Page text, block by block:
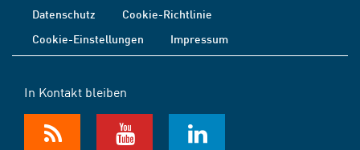
Datenschutz
Cookie-Richtlinie
Cookie-Einstellungen
Impressum
In Kontakt bleiben